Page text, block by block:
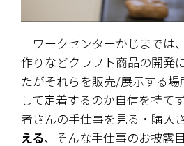
ワークセンターかじまでは
作りなどクラフト商品の開発
たがそれらを販売/展示する
して定着するのか自信を持て
者さんの手仕事を見る・購入
える、そんな手仕事のお披露